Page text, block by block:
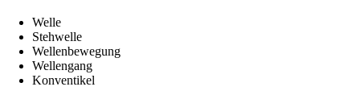
Welle
Stehwelle
Wellenbewegung
Wellengang
Konventikel